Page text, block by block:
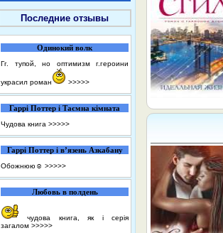
Последние отзывы
Одинокий волк
Гг. тупой, но оптимизм г.героини
украсил роман >>>>>
Гаррі Поттер і Таємна кімната
Чудова книга >>>>>
Гаррі Поттер і в’язень Азкабану
Обожнюю☺️ >>>>>
Любовь в полдень
чудова книга, як і серія
загалом >>>>>